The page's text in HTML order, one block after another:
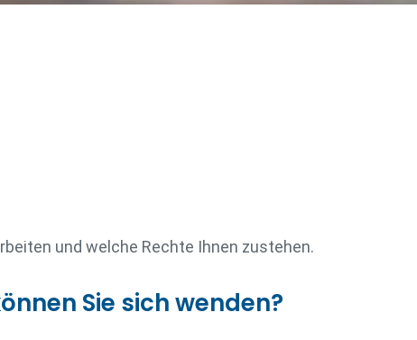
und welche Rechte Ihnen zustehen.
Sie sich wenden?